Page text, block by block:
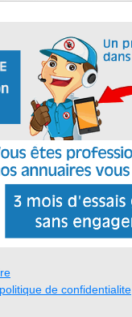
de confidentialite